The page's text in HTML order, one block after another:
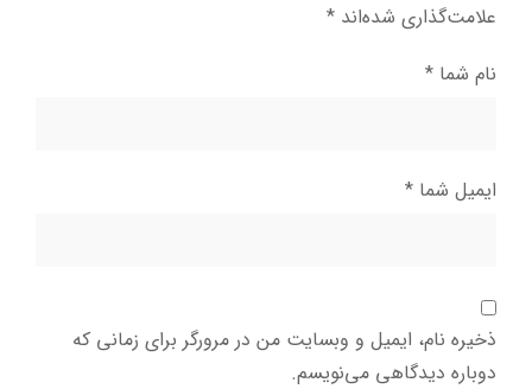
علامت‌گذاری شده‌اند *
نام شما *
ایمیل شما *
ذخیره نام، ایمیل و وبسایت من در مرورگر برای زمانی که
دوباره دیدگاهی می‌نویسم.